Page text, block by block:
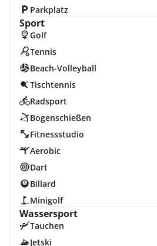
Parkplatz
Sport
Golf
Tennis
Beach-Volleyball
Tischtennis
Radsport
Bogenschießen
Fitnessstudio
Aerobic
Dart
Billard
Minigolf
Wassersport
Tauchen
Jetski